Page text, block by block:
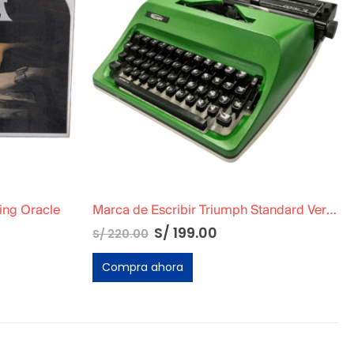
Trapper Keeper Original Años 90
S/150.00
Compra ahora